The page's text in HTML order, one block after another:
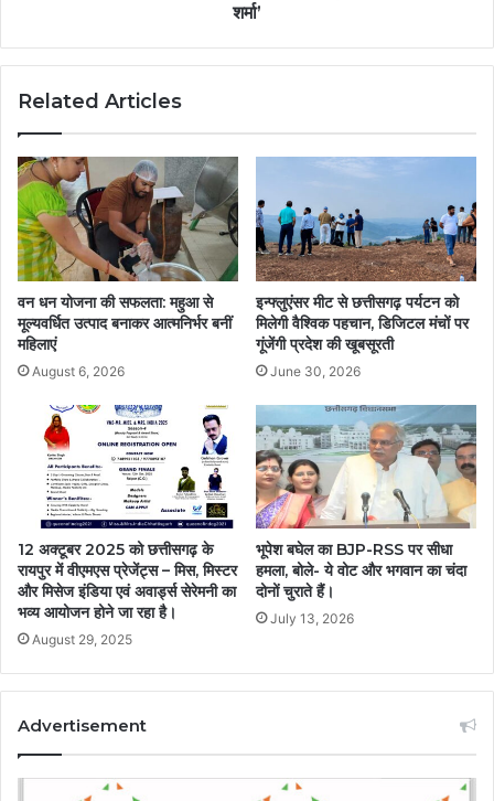
शर्मा’
Related Articles
वन धन योजना की सफलता: महुआ से
मूल्यवर्धित उत्पाद बनाकर आत्मनिर्भर बनीं
महिलाएं
August 6, 2026
इन्फ्लुएंसर मीट से छत्तीसगढ़ पर्यटन को
मिलेगी वैश्विक पहचान, डिजिटल मंचों पर
गूंजेंगी प्रदेश की खूबसूरती
June 30, 2026
12 अक्टूबर 2025 को छत्तीसगढ़ के
रायपुर में वीएमएस प्रेजेंट्स – मिस, मिस्टर
और मिसेज इंडिया एवं अवार्ड्स सेरेमनी का
भव्य आयोजन होने जा रहा है।
August 29, 2025
भूपेश बघेल का BJP-RSS पर सीधा
हमला, बोले- ये वोट और भगवान का चंदा
दोनों चुराते हैं।
July 13, 2026
Advertisement